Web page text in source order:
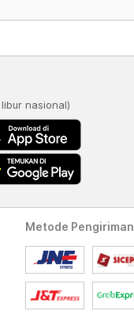
nasional)
Metode Pengiriman